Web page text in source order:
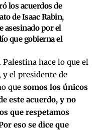
los acuerdos de
de Isaac Rabin,
asesinado por el
que gobierna el
hace lo que el
y el presidente de
que somos los únicos
este acuerdo, y no
que respetamos
eso se dice que